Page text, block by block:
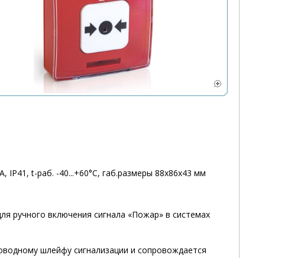
t-раб. -40...+60°C, габ.размеры 88х86х43 мм
ручного включения сигнала «Пожар» в системах
шлейфу сигнализации и сопровождается